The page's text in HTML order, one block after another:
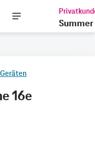
Cart
Summer
16e